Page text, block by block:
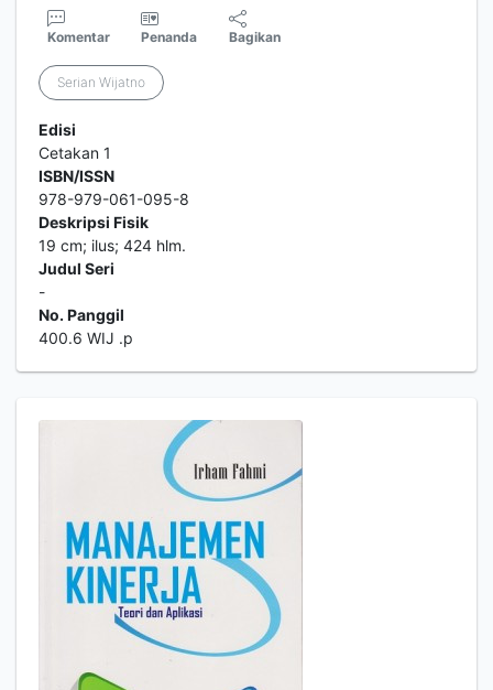
Komentar Penanda Bagikan
Serian Wijatno
Edisi
Cetakan 1
ISBN/ISSN
978-979-061-095-8
Deskripsi Fisik
19 cm; ilus; 424 hlm.
Judul Seri
-
No. Panggil
400.6 WIJ .p